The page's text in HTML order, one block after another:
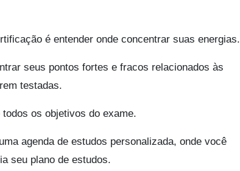
é entender onde concentrar suas energias.
seus pontos fortes e fracos relacionados às
testadas.
os objetivos do exame.
agenda de estudos personalizada, onde você
seu plano de estudos.